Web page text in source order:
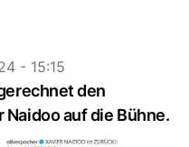
- 15:15
den
auf die Bühne.